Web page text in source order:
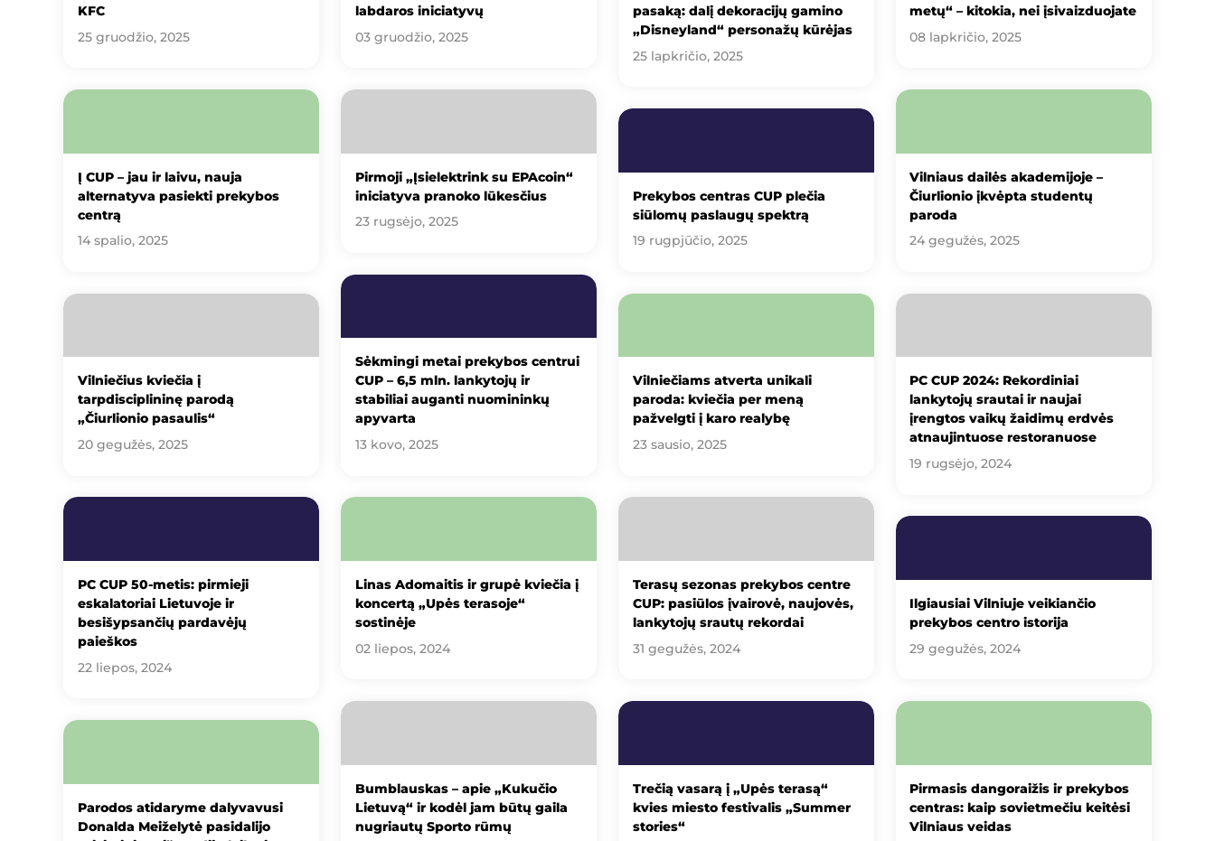
KFC
25 gruodžio, 2025
labdaros iniciatyvų
03 gruodžio, 2025
pasaką: dalį dekoracijų gamino
„Disneyland“ personažų kūrėjas
25 lapkričio, 2025
metų“ – kitokia, nei įsivaizduojate
08 lapkričio, 2025
Į CUP – jau ir laivu, nauja
alternatyva pasiekti prekybos
centrą
14 spalio, 2025
Pirmoji „Įsielektrink su EPAcoin“
iniciatyva pranoko lūkesčius
23 rugsėjo, 2025
Prekybos centras CUP plečia
siūlomų paslaugų spektrą
19 rugpjūčio, 2025
Vilniaus dailės akademijoje –
Čiurlionio įkvėpta studentų
paroda
24 gegužės, 2025
Vilniečius kviečia į
tarpdisciplininę parodą
„Čiurlionio pasaulis“
20 gegužės, 2025
Sėkmingi metai prekybos centrui
CUP – 6,5 mln. lankytojų ir
stabiliai auganti nuomininkų
apyvarta
13 kovo, 2025
Vilniečiams atverta unikali
paroda: kviečia per meną
pažvelgti į karo realybę
23 sausio, 2025
PC CUP 2024: Rekordiniai
lankytojų srautai ir naujai
įrengtos vaikų žaidimų erdvės
atnaujintuose restoranuose
19 rugsėjo, 2024
PC CUP 50-metis: pirmieji
eskalatoriai Lietuvoje ir
besišypsančių pardavėjų
paieškos
22 liepos, 2024
Linas Adomaitis ir grupė kviečia į
koncertą „Upės terasoje“
sostinėje
02 liepos, 2024
Terasų sezonas prekybos centre
CUP: pasiūlos įvairovė, naujovės,
lankytojų srautų rekordai
31 gegužės, 2024
Ilgiausiai Vilniuje veikiančio
prekybos centro istorija
29 gegužės, 2024
Parodos atidaryme dalyvavusi
Donalda Meiželytė pasidalijo
Bumblauskas – apie „Kukučio
Lietuvą“ ir kodėl jam būtų gaila
nugriautų Sporto rūmų
Trečią vasarą į „Upės terasą“
kvies miesto festivalis „Summer
stories“
Pirmasis dangoraižis ir prekybos
centras: kaip sovietmečiu keitėsi
Vilniaus veidas